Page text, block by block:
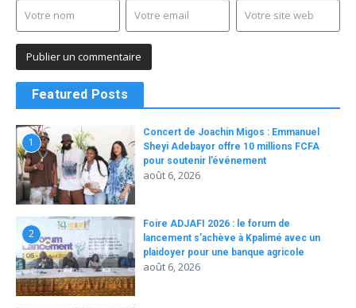
Featured Posts
1
Concert de Joachin Migos : Emmanuel
Sheyi Adebayor offre 10 millions FCFA
pour soutenir l’événement
août 6, 2026
2
Foire ADJAFI 2026 : le forum de
lancement s’achève à Kpalimé avec un
plaidoyer pour une banque agricole
août 6, 2026